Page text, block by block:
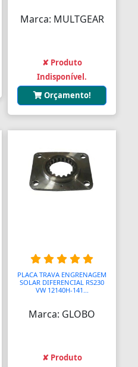
Marca: MULTGEAR
✘ Produto
Indisponível.
Orçamento!
PLACA TRAVA ENGRENAGEM
SOLAR DIFERENCIAL RS230
VW 12140H-141...
Marca: GLOBO
✘ Produto